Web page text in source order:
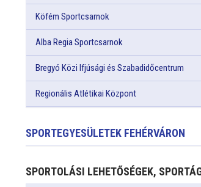
Köfém Sportcsarnok
Alba Regia Sportcsarnok
Bregyó Közi Ifjúsági és Szabadidőcentrum
Regionális Atlétikai Központ
SPORTEGYESÜLETEK FEHÉRVÁRON
SPORTOLÁSI LEHETŐSÉGEK,